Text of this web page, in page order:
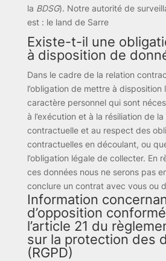
la BDSG). Notre autorité de
est : le land de Sarre
Existe-t-il une
à disposition de
Dans le cadre de la relation
l’obligation de mettre à disposition
caractère personnel qui sont
à l’exécution et à la résiliation de la
contractuelle et au respect des
contractuelles en découlant, ou
l’obligation légale de collecter. En
ces données nous ne serons pas
conclure un contrat avec vous ou
Information
d’opposition
l’article 21 du
sur la protection des
(RGPD)